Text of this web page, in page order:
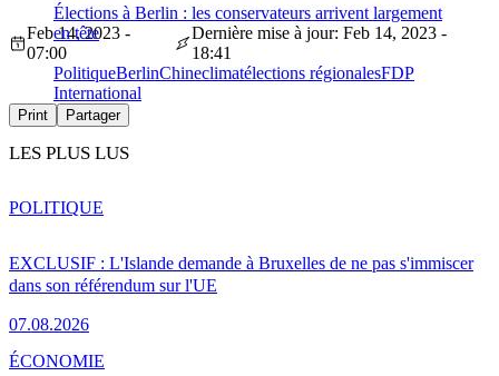
Élections à Berlin : les conservateurs arrivent largement
en tête
Feb 14, 2023 -
07:00
Dernière mise à jour: Feb 14, 2023 -
18:41
PolitiqueBerlinChineclimatélections régionalesFDP
International
Print Partager
LES PLUS LUS
EXCLUSIF : L'Islande demande à Bruxelles de ne pas s'immiscer
dans son référendum sur l'UE
07.08.2026
POLITIQUE
ÉCONOMIE